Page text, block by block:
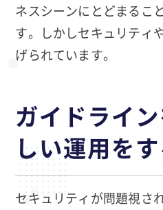
ネスシーンにとどまるこ
す。しかしセキュリティ
げられています。
ガイドライ
しい運用を
セキュリティが問題視さ